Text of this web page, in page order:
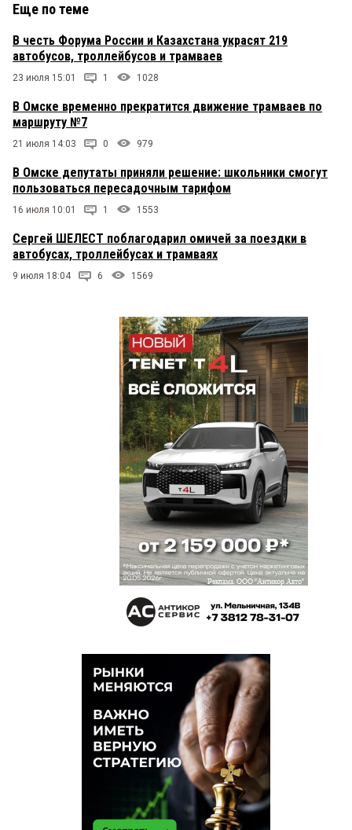
Еще по теме
В честь Форума России и Казахстана украсят 219
автобусов, троллейбусов и трамваев
23 июля 15:01 1 1028
В Омске временно прекратится движение трамваев по
маршруту №7
21 июля 14:03 0 979
В Омске депутаты приняли решение: школьники смогут
пользоваться пересадочным тарифом
16 июля 10:01 1 1553
Сергей ШЕЛЕСТ поблагодарил омичей за поездки в
автобусах, троллейбусах и трамваях
9 июля 18:04 6 1569